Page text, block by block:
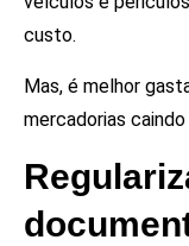
custo.
Mas, é melhor
mercadorias